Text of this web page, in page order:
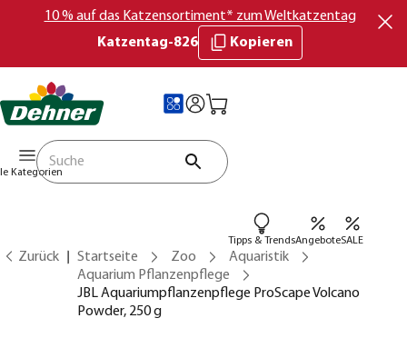
10 % auf das Katzensortiment* zum Weltkatzentag
Katzentag-826
Kopieren
Kategorien
Tipps & TrendsAngeboteSALE
Zurück Startseite Zoo
Aquaristik
Aquarium Pflanzenpflege
JBL Aquariumpflanzenpflege ProScape Volcano
Powder, 250 g